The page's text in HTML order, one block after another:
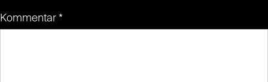
Kommentar *